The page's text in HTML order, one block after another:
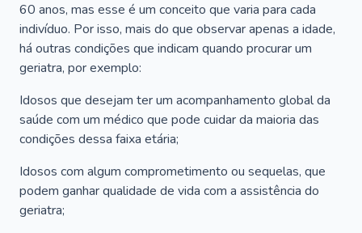
60 anos, mas esse é um conceito que varia para cada
indivíduo. Por isso, mais do que observar apenas a idade,
há outras condições que indicam quando procurar um
geriatra, por exemplo:
Idosos que desejam ter um acompanhamento global da
saúde com um médico que pode cuidar da maioria das
condições dessa faixa etária;
Idosos com algum comprometimento ou sequelas, que
podem ganhar qualidade de vida com a assistência do
geriatra;